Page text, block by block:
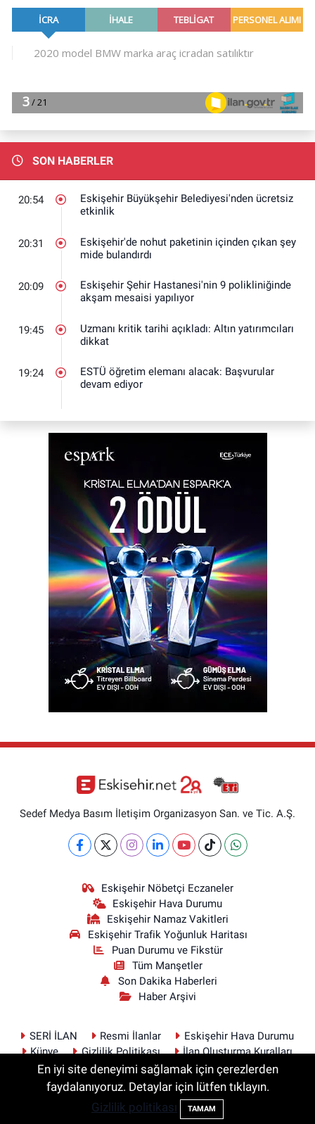
SON HABERLER
20:54
Eskişehir Büyükşehir Belediyesi'nden ücretsiz
etkinlik
20:31
Eskişehir'de nohut paketinin içinden çıkan şey
mide bulandırdı
20:09
Eskişehir Şehir Hastanesi'nin 9 polikliniğinde
akşam mesaisi yapılıyor
19:45
Uzmanı kritik tarihi açıkladı: Altın yatırımcıları
dikkat
19:24
ESTÜ öğretim elemanı alacak: Başvurular
devam ediyor
Sedef Medya Basım İletişim Organizasyon San. ve Tic. A.Ş.
Eskişehir Nöbetçi Eczaneler
Eskişehir Hava Durumu
Eskişehir Namaz Vakitleri
Eskişehir Trafik Yoğunluk Haritası
Puan Durumu ve Fikstür
Tüm Manşetler
Son Dakika Haberleri
Haber Arşivi
SERİ İLAN Resmi İlanlar
Eskişehir Hava Durumu
Künye
Gizlilik Politikası
İlan Oluşturma Kuralları
İletişim
En iyi site deneyimi sağlamak için çerezlerden
faydalanıyoruz. Detaylar için lütfen tıklayın.
Gizlilik politikası
TAMAM